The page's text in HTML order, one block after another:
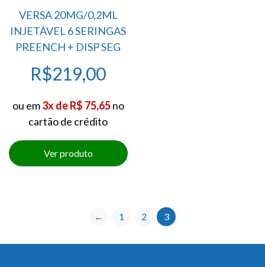
VERSA 20MG/0,2ML
INJETÁVEL 6 SERINGAS
PREENCH + DISP SEG
R$219,00
ou em3x de R$ 75,65no
cartão de crédito
← 1 2 3